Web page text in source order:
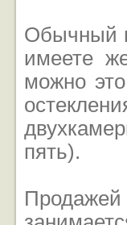
Обычный
имеете
можно
пять).